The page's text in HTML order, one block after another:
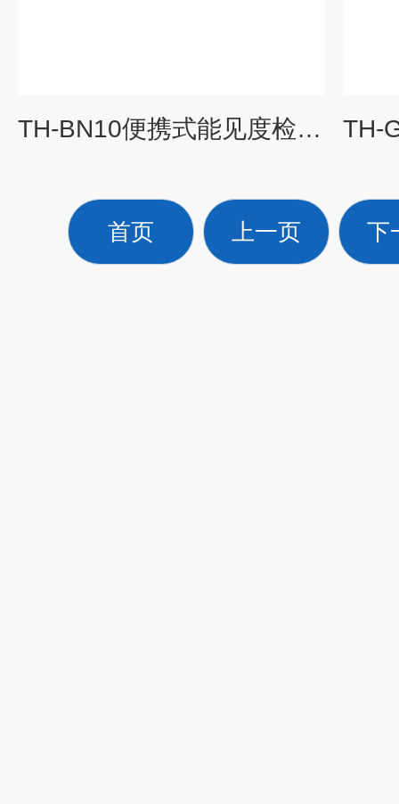
TH-BN10便携式能见度检测仪
首页 上一页 下